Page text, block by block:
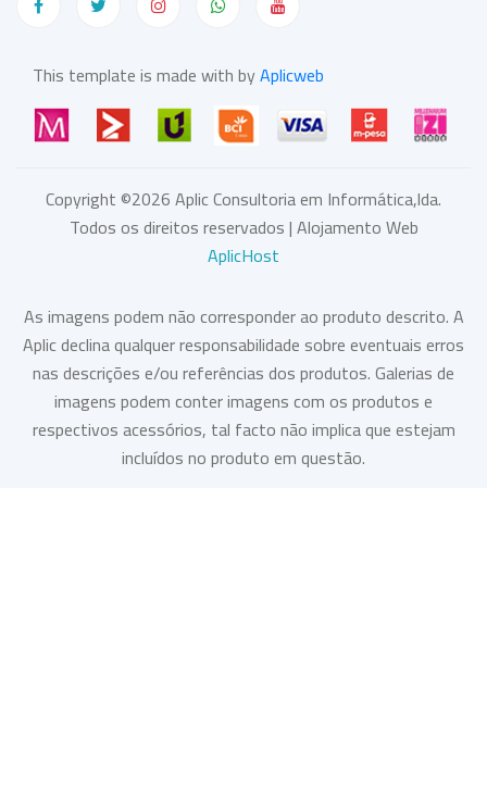
This template is made with byAplicweb
Copyright ©2026Aplic Consultoria em Informática,lda.
Todos os direitos reservados | Alojamento Web
AplicHost
As imagens podem não corresponder ao produto descrito. A
Aplic declina qualquer responsabilidade sobre eventuais erros
nas descrições e/ou referências dos produtos. Galerias de
imagens podem conter imagens com os produtos e
respectivos acessórios, tal facto não implica que estejam
incluídos no produto em questão.